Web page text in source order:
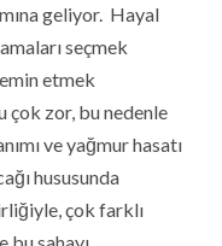
geliyor. Hayal
seçmek
etmek
çok zor, bu nedenle
ve yağmur hasatı
hususunda
çok farklı
bu sahayı